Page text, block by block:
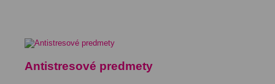
Antistresové predmety